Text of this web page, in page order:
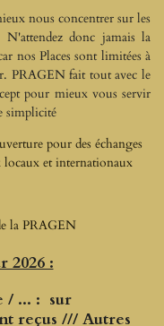
nous concentrer sur les
donc jamais la
nos Places sont limitées à
PRAGEN fait tout avec le
pour mieux vous servir
simplicité
pour des échanges
locaux et internationaux
la PRAGEN
2026 :
/ ... : sur
reçus /// Autres